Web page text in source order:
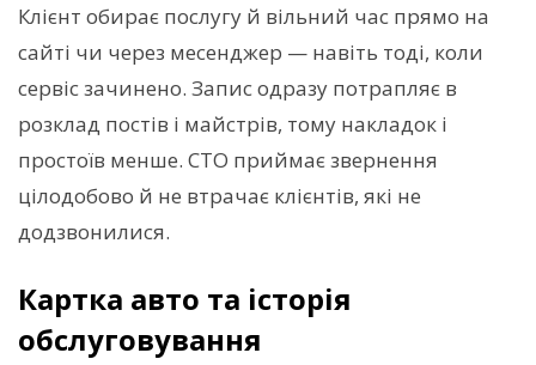
Клієнт обирає послугу й вільний час прямо на
сайті чи через месенджер — навіть тоді, коли
сервіс зачинено. Запис одразу потрапляє в
розклад постів і майстрів, тому накладок і
простоїв менше. СТО приймає звернення
цілодобово й не втрачає клієнтів, які не
додзвонилися.
Картка авто та історія
обслуговування